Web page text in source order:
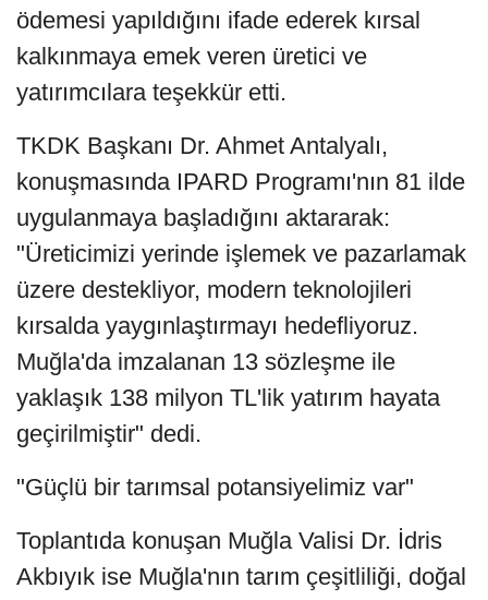
ödemesi yapıldığını ifade ederek kırsal
kalkınmaya emek veren üretici ve
yatırımcılara teşekkür etti.
TKDK Başkanı Dr. Ahmet Antalyalı,
konuşmasında IPARD Programı'nın 81 ilde
uygulanmaya başladığını aktararak:
"Üreticimizi yerinde işlemek ve pazarlamak
üzere destekliyor, modern teknolojileri
kırsalda yaygınlaştırmayı hedefliyoruz.
Muğla'da imzalanan 13 sözleşme ile
yaklaşık 138 milyon TL'lik yatırım hayata
geçirilmiştir" dedi.
"Güçlü bir tarımsal potansiyelimiz var"
Toplantıda konuşan Muğla Valisi Dr. İdris
Akbıyık ise Muğla'nın tarım çeşitliliği, doğal